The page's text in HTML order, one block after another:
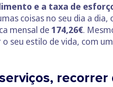
e a taxa de
coisas no seu dia a
mensal de 174,26€.
seu estilo de vida, com